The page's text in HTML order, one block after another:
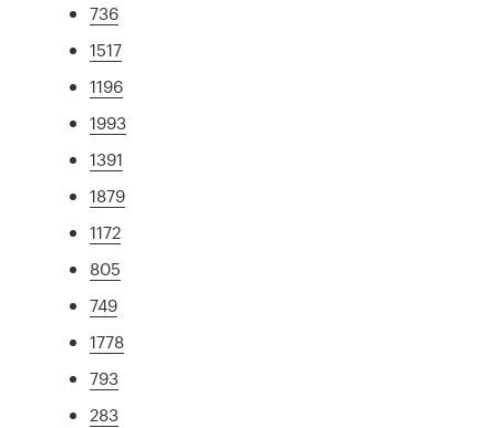
736
1517
1196
1993
1391
1879
1172
805
749
1778
793
283